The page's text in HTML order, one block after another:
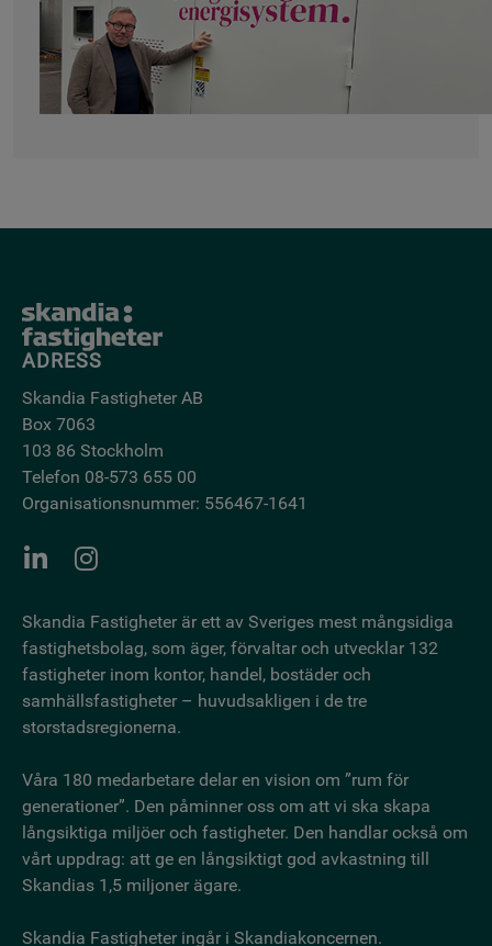
ADRESS
Skandia Fastigheter AB
Box 7063
103 86 Stockholm
Telefon 08-573 655 00
Organisationsnummer: 556467-1641
Skandia Fastigheter är ett av Sveriges mest mångsidiga
fastighetsbo­lag, som äger, förvaltar och utvecklar 132
fastigheter inom kontor, handel, bostäder och
samhällsfastigheter – huvudsakligen i de tre
storstadsregionerna.
Våra 180 medarbetare delar en vision om ”rum för
generationer”. Den påminner oss om att vi ska skapa
långsiktiga miljöer och fastigheter. Den handlar också om
vårt uppdrag: att ge en långsiktigt god avkastning till
Skandias 1,5 miljoner ägare.
Skandia Fastigheter ingår i Skandiakoncernen.